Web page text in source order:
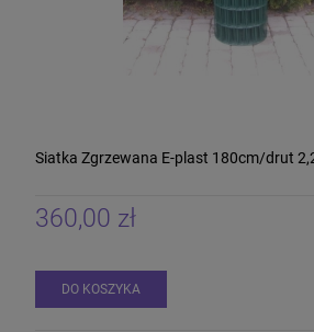
Siatka Zgrzewana E-plast 180cm/drut
360,00 zł
DO KOSZYKA